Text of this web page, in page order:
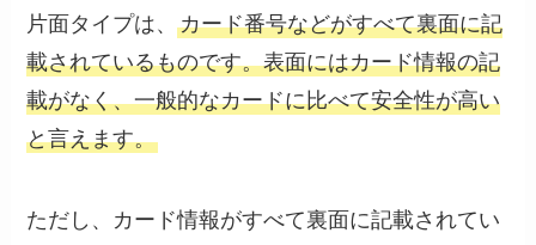
片面タイプは、カード番号などがすべて裏面に記
載されているものです。表面にはカード情報の記
載がなく、一般的なカードに比べて安全性が高い
と言えます。
ただし、カード情報がすべて裏面に記載されてい